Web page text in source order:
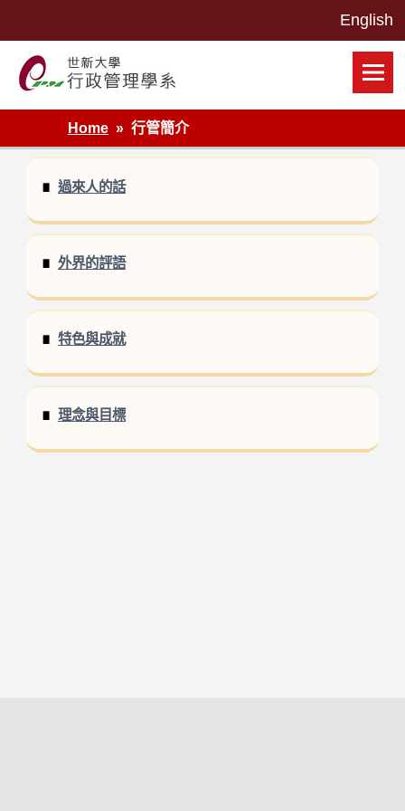
世新大學行政管理學系網站
Home
行管簡介
過來人的話
外界的評語
特色與成就
理念與目標